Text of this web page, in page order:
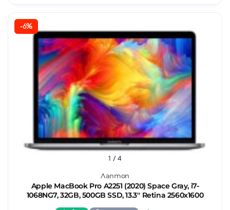
-6%
Лаптоп
Apple MacBook Pro A2251 (2020) Space Gray, i7-
1068NG7, 32GB, 500GB SSD, 13.3'' Retina 2560x1600
1 / 4